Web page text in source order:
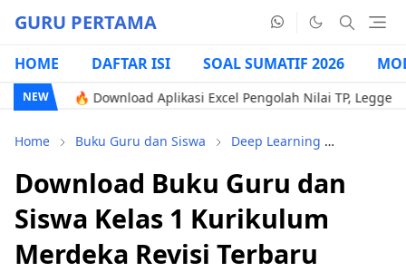
GURU PERTAMA
HOME DAFTAR ISI SOAL SUMATIF 2026
NEW
🔥 Download Aplikasi Excel Pengolah Nilai TP, Legger, &
Home Buku Guru dan Siswa Deep Learning
Download Buku Guru dan
Siswa Kelas 1 Kurikulum
Merdeka Revisi Terbaru